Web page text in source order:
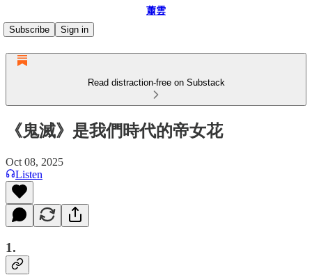
蕭雲
Subscribe
Sign in
Read distraction-free on Substack
《鬼滅》是我們時代的帝女花
Oct 08, 2025
Listen
1.